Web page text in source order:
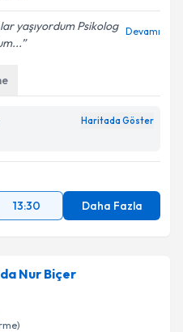
yaşıyordum Psikolog Devamı
Haritada Göster
13:30 Daha Fazla
Nur Biçer